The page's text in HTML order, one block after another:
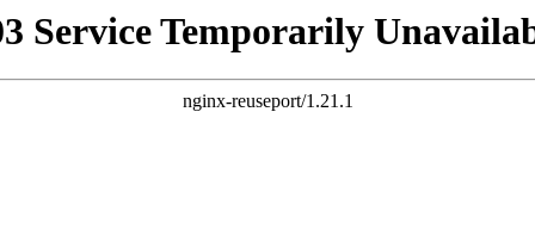
Service Temporarily
nginx-reuseport/1.21.1